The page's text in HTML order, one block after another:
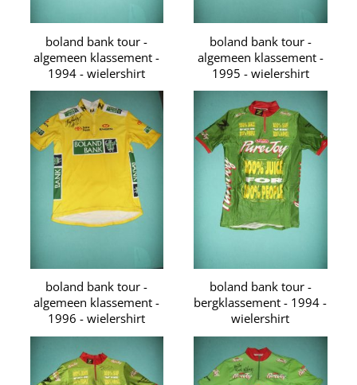
boland bank tour -
algemeen klassement -
1994 - wielershirt
boland bank tour -
algemeen klassement -
1995 - wielershirt
boland bank tour -
algemeen klassement -
1996 - wielershirt
boland bank tour -
bergklassement - 1994 -
wielershirt